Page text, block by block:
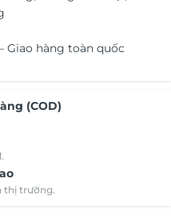
Giao hàng toàn quốc
(COD)
thị trường.